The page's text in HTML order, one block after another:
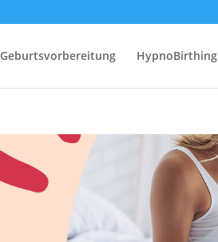
Geburtsvorbereitung HypnoBirthing